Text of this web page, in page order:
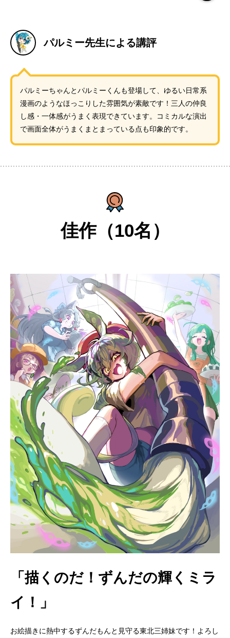
パルミー先生による講評
パルミーちゃんとパルミーくんも登場して、ゆるい日常系
漫画のようなほっこりした雰囲気が素敵です！三人の仲良
し感・一体感がうまく表現できています。コミカルな演出
で画面全体がうまくまとまっている点も印象的です。
佳作（10名）
「描くのだ！ずんだの輝くミラ
イ！」
お絵描きに熱中するずんだもんと見守る東北三姉妹です！よろし